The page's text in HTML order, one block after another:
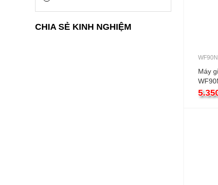
CHIA SẺ KINH NGHIỆM
Máy